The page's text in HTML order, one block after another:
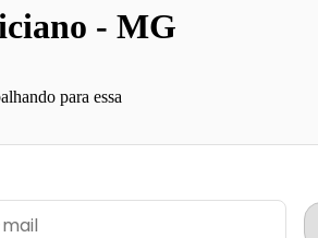
- MG
para essa